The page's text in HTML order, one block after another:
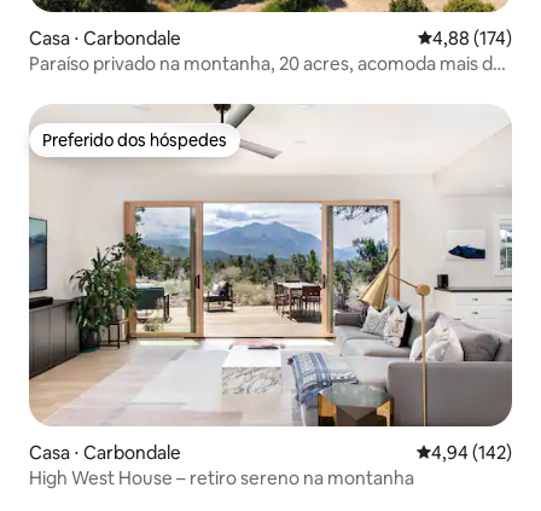
Casa ⋅ Carbondale 4,88 de uma
4,88 (174)
Paraíso privado na montanha, 20 acres, acomoda mais de
Preferido dos hóspedes
Preferido dos hóspedes
Casa ⋅ Carbondale 4,94 de uma
4,94 (142)
High West House – retiro sereno na montanha